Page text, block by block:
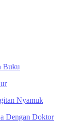
Buku
Nyamuk
Dengan Doktor